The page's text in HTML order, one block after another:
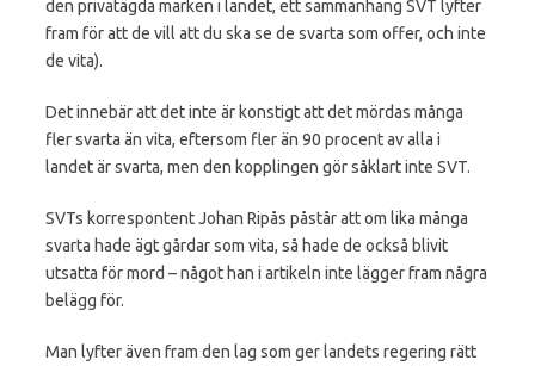
den privatägda marken i landet, ett sammanhang SVT lyfter
fram för att de vill att du ska se de svarta som offer, och inte
de vita).
Det innebär att det inte är konstigt att det mördas många
fler svarta än vita, eftersom fler än 90 procent av alla i
landet är svarta, men den kopplingen gör såklart inte SVT.
SVTs korrespontent Johan Ripås påstår att om lika många
svarta hade ägt gårdar som vita, så hade de också blivit
utsatta för mord – något han i artikeln inte lägger fram några
belägg för.
Man lyfter även fram den lag som ger landets regering rätt